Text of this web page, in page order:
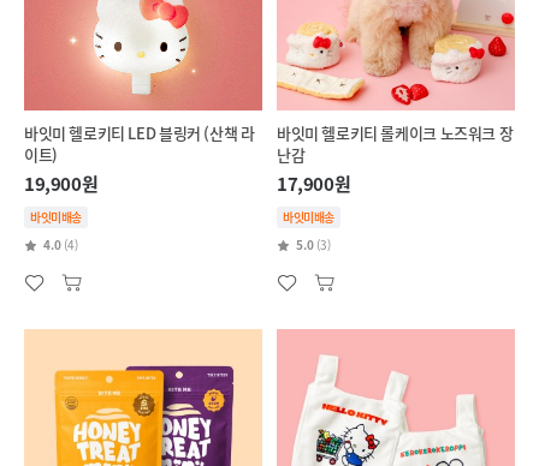
바잇미 헬로키티 LED 블링커 (산책 라
이트)
19,900원
바잇미배송
4.0 (4)
바잇미 헬로키티 롤케이크 노즈워크 장
난감
17,900원
바잇미배송
5.0 (3)